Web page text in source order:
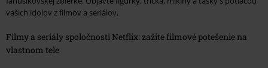
vašich idolov z filmov a seriálov.
Filmy a seriály spoločnosti Netflix: zažite filmové potešenie na
vlastnom tele